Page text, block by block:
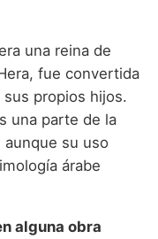
una reina de
fue convertida
propios hijos.
una parte de la
su uso
árabe
alguna obra